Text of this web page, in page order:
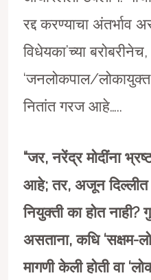
रद्द करण्याचा अंतर्भाव
विधेयका’च्या
‘जनलोकपाल/
नितांत गरज आहे…..
“जर,नरेंद्र मोदींना
आहे;तर, अजून दिल्लीत
नियुक्ती का होत नाही?
असताना,कधि‘सक्षम-
मागणी केली होती वा ‘